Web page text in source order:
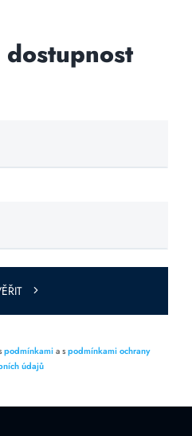
podmínkamia spodmínkami ochrany
údajů